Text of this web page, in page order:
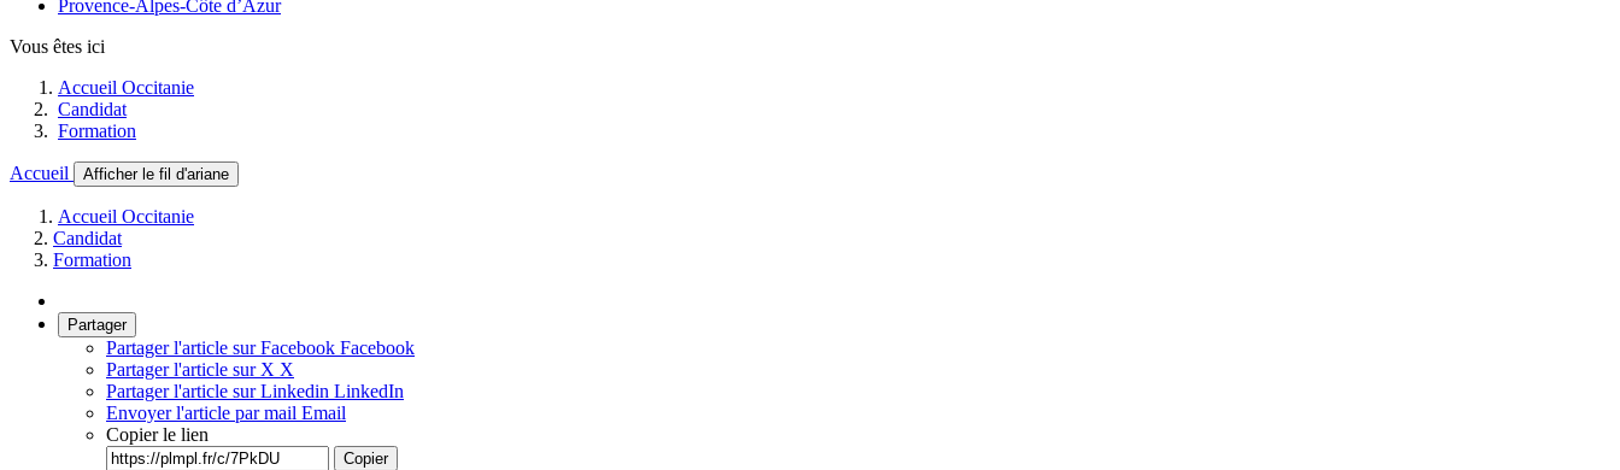
Provence-Alpes-Côte d’Azur
Vous êtes ici
Accueil Occitanie
Candidat
Formation
Accueil Afficher le fil d'ariane
Accueil Occitanie
Candidat
Formation
Partager
Partager l'article sur Facebook Facebook
Partager l'article sur X X
Partager l'article sur Linkedin LinkedIn
Envoyer l'article par mail Email
Copier le lien
Copier